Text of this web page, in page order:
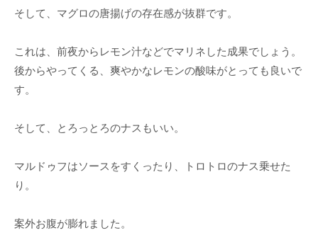
そして、マグロの唐揚げの存在感が抜群です。
これは、前夜からレモン汁などでマリネした成果でしょう。
後からやってくる、爽やかなレモンの酸味がとっても良いで
す。
そして、とろっとろのナスもいい。
マルドゥフはソースをすくったり、トロトロのナス乗せた
り。
案外お腹が膨れました。